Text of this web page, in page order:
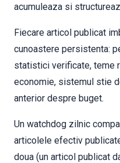
acumuleaza si
Fiecare articol publicat
cunoastere persistenta:
statistici verificate, teme
economie, sistemul stie
anterior despre buget.
Un watchdog zilnic
articolele efectiv
doua (un articol publicat